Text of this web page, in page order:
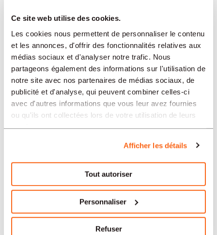
Ce site web utilise des cookies.
Les cookies nous permettent de personnaliser le contenu
et les annonces, d'offrir des fonctionnalités relatives aux
médias sociaux et d'analyser notre trafic. Nous
partageons également des informations sur l'utilisation de
notre site avec nos partenaires de médias sociaux, de
publicité et d'analyse, qui peuvent combiner celles-ci
avec d'autres informations que vous leur avez fournies
ou qu'ils ont collectées lors de votre utilisation de leurs
Afficher les détails
Tout autoriser
Personnaliser
Refuser
RÉGIONS
SECTEURS
LANGUE